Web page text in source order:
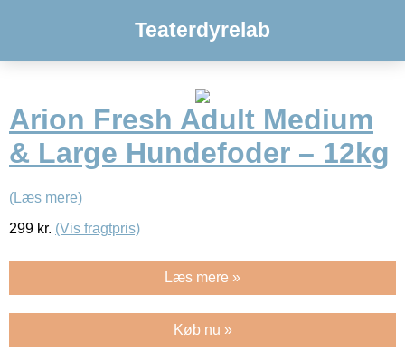
Teaterdyrelab
Arion Fresh Adult Medium
& Large Hundefoder – 12kg
(Læs mere)
299 kr. (Vis fragtpris)
Læs mere »
Køb nu »